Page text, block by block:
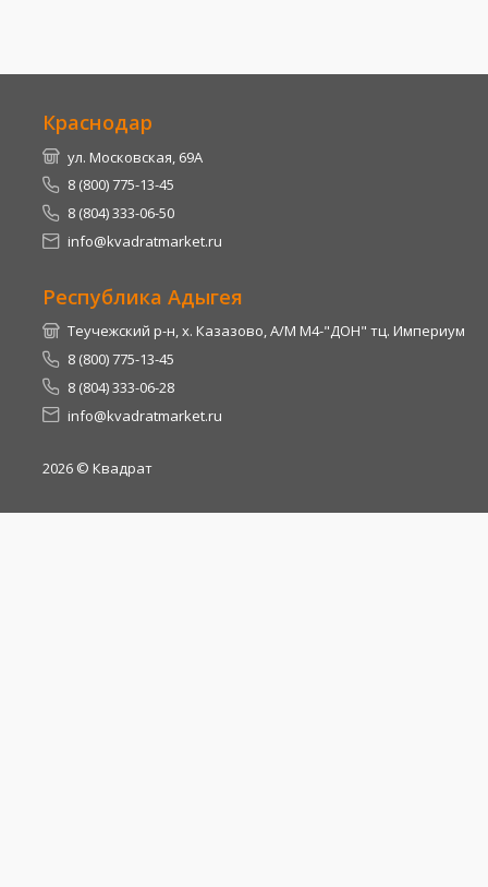
Краснодар
ул. Московская, 69А
8 (800) 775-13-45
8 (804) 333-06-50
info@kvadratmarket.ru
Республика Адыгея
Теучежский р-н, х. Казазово, А/М М4-"ДОН" тц. Империум
8 (800) 775-13-45
8 (804) 333-06-28
info@kvadratmarket.ru
2026 © Квадрат